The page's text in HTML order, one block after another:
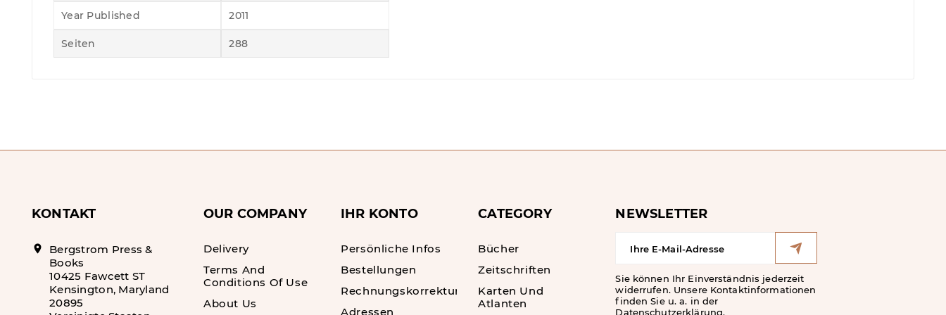
Year Published 2011
Seiten 288
KONTAKT
location_on
Bergstrom Press &
Books
10425 Fawcett ST
Kensington, Maryland
20895
OUR COMPANY
Delivery
Terms And
Conditions Of Use
About Us
IHR KONTO
Persönliche Infos
Bestellungen
Rechnungskorrekturen
Adressen
CATEGORY
Bücher
Zeitschriften
Karten Und
Atlanten
NEWSLETTER
Sie können Ihr Einverständnis jederzeit
widerrufen. Unsere Kontaktinformationen
finden Sie u. a. in der
Datenschutzerklärung.